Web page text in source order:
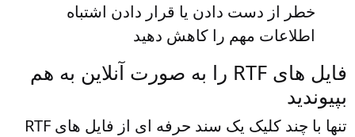
خطر از دست دادن یا قرار دادن اشتباه
اطلاعات مهم را کاهش دهید
فایل های RTF را به صورت آنلاین به هم
بپیوندید
تنها با چند کلیک یک سند حرفه ای از فایل های RTF